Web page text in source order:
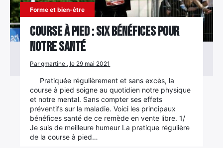
Forme et bien-être
Course à pied : six bénéfices pour
notre santé
Par gmartine , le 29 mai 2021
Pratiquée régulièrement et sans excès, la
course à pied soigne au quotidien notre physique
et notre mental. Sans compter ses effets
préventifs sur la maladie. Voici les principaux
bénéfices santé de ce remède en vente libre. 1/
Je suis de meilleure humeur La pratique régulière
de la course à pied…